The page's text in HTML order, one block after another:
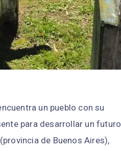
un pueblo con su
para desarrollar un futuro
de Buenos Aires),